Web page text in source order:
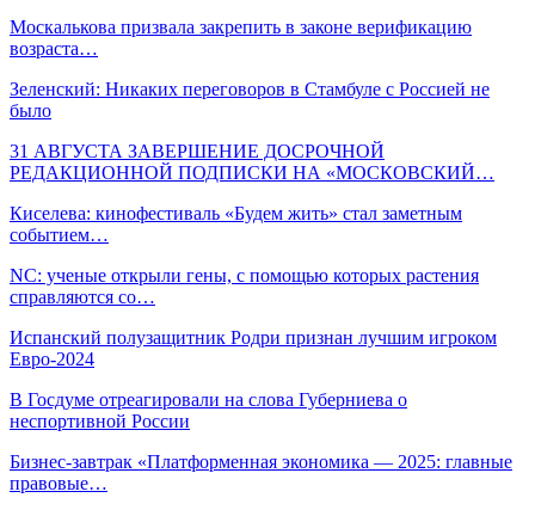
Москалькова призвала закрепить в законе верификацию
возраста…
Зеленский: Никаких переговоров в Стамбуле с Россией не
было
31 АВГУСТА ЗАВЕРШЕНИЕ ДОСРОЧНОЙ
РЕДАКЦИОННОЙ ПОДПИСКИ НА «МОСКОВСКИЙ…
Киселева: кинофестиваль «Будем жить» стал заметным
событием…
NC: ученые открыли гены, с помощью которых растения
справляются со…
Испанский полузащитник Родри признан лучшим игроком
Евро-2024
В Госдуме отреагировали на слова Губерниева о
неспортивной России
Бизнес-завтрак «Платформенная экономика — 2025: главные
правовые…